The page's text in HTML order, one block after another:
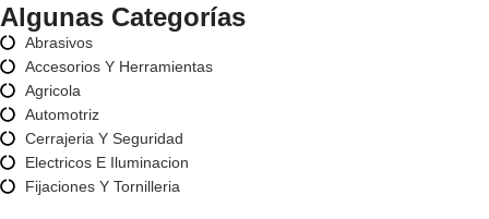
Algunas Categorías
Abrasivos
Accesorios Y Herramientas
Agricola
Automotriz
Cerrajeria Y Seguridad
Electricos E Iluminacion
Fijaciones Y Tornilleria